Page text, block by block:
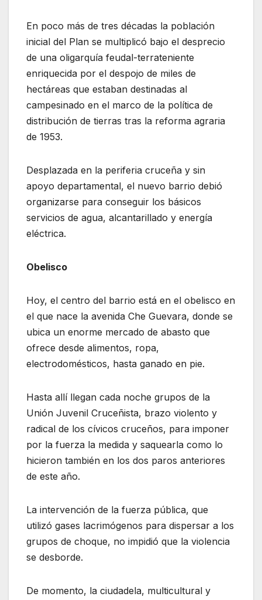
En poco más de tres décadas la población
inicial del Plan se multiplicó bajo el desprecio
de una oligarquía feudal-terrateniente
enriquecida por el despojo de miles de
hectáreas que estaban destinadas al
campesinado en el marco de la política de
distribución de tierras tras la reforma agraria
de 1953.
Desplazada en la periferia cruceña y sin
apoyo departamental, el nuevo barrio debió
organizarse para conseguir los básicos
servicios de agua, alcantarillado y energía
eléctrica.
Obelisco
Hoy, el centro del barrio está en el obelisco en
el que nace la avenida Che Guevara, donde se
ubica un enorme mercado de abasto que
ofrece desde alimentos, ropa,
electrodomésticos, hasta ganado en pie.
Hasta allí llegan cada noche grupos de la
Unión Juvenil Cruceñista, brazo violento y
radical de los cívicos cruceños, para imponer
por la fuerza la medida y saquearla como lo
hicieron también en los dos paros anteriores
de este año.
La intervención de la fuerza pública, que
utilizó gases lacrimógenos para dispersar a los
grupos de choque, no impidió que la violencia
se desborde.
De momento, la ciudadela, multicultural y